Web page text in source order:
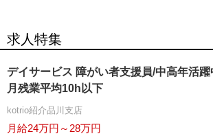
求人特集
デイサービス 障がい者支援員/中高年活
月残業平均10h以下
kotrio紹介品川支店
月給24万円～28万円